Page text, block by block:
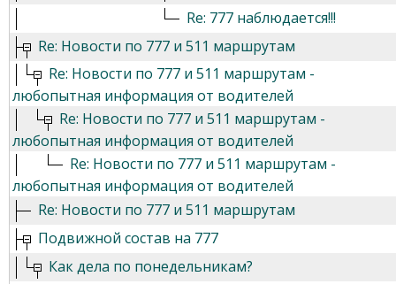
Re: 777 наблюдается!!!
Re: Новости по 777 и 511 маршрутам
Re: Новости по 777 и 511 маршрутам -
любопытная информация от водителей
Re: Новости по 777 и 511 маршрутам -
любопытная информация от водителей
Re: Новости по 777 и 511 маршрутам -
любопытная информация от водителей
Re: Новости по 777 и 511 маршрутам
Подвижной состав на 777
Как дела по понедельникам?